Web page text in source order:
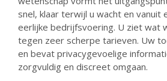
snel, klaar terwijl u wacht en vanuit
eerlijke bedrijfsvoering. U ziet wat
tegen zeer scherpe tarieven. Uw
en bevat privacygevoelige
zorgvuldig en discreet omgaan.